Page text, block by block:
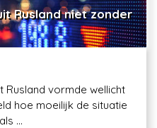
Rusland niet zonder
Rusland vormde wellicht
hoe moeilijk de situatie
...